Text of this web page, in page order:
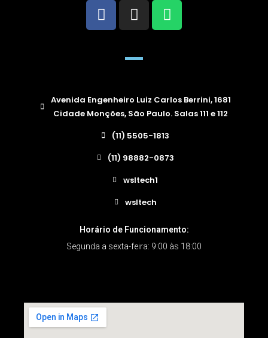
Avenida Engenheiro Luiz Carlos Berrini, 1681
Cidade Monções, São Paulo. Salas 111 e 112
(11) 5505-1813
(11) 98882-0873
wsltech1
wsltech
Horário de Funcionamento:
Segunda a sexta-feira: 9:00 às 18:00